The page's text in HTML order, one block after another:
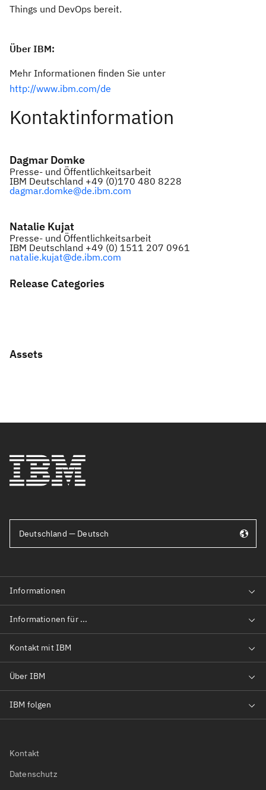
Things und DevOps bereit.
Über IBM:
Mehr Informationen finden Sie unter
http://www.ibm.com/de
Kontaktinformation
Dagmar Domke
Presse- und Öffentlichkeitsarbeit
IBM Deutschland +49 (0)170 480 8228
dagmar.domke@de.ibm.com
Natalie Kujat
Presse- und Öffentlichkeitsarbeit
IBM Deutschland +49 (0) 1511 207 0961
natalie.kujat@de.ibm.com
Release Categories
Assets
Deutschland — Deutsch
Kontakt
Datenschutz